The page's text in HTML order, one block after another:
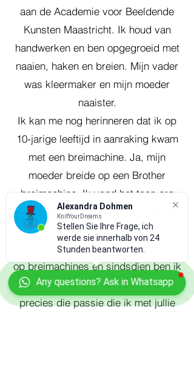
Any questions? Ask in Whatsapp
Alexandra Dohmen
KnitYourDreams
Stellen Sie Ihre Frage, ich
werde sie innerhalb von 24
Stunden beantworten.
aan de Academie voor Beeldende
Kunsten Maastricht. Ik houd van
handwerken en ben opgegroeid met
naaien, haken en breien. Mijn vader
was kleermaker en mijn moeder
naaister.
Ik kan me nog herinneren dat ik op
10-jarige leeftijd in aanraking kwam
met een breimachine. Ja, mijn
moeder breide op een Brother
breimachine. Ik vond het toen erg
interessant, maar mijn interesse lag
meer bij haken en tekenen.
Pas 15 jaar later werd ik echt verliefd
op breimachines en sindsdien ben ik
er gepassioneerd over. En het is
precies die passie die ik met jullie